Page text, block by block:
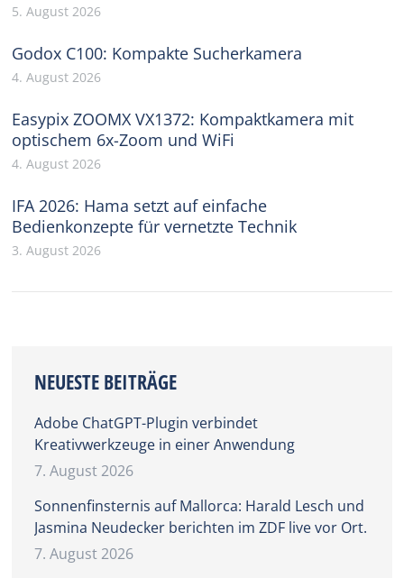
5. August 2026
Godox C100: Kompakte Sucherkamera
4. August 2026
Easypix ZOOMX VX1372: Kompaktkamera mit
optischem 6x-Zoom und WiFi
4. August 2026
IFA 2026: Hama setzt auf einfache
Bedienkonzepte für vernetzte Technik
3. August 2026
NEUESTE BEITRÄGE
Adobe ChatGPT-Plugin verbindet
Kreativwerkzeuge in einer Anwendung
7. August 2026
Sonnenfinsternis auf Mallorca: Harald Lesch und
Jasmina Neudecker berichten im ZDF live vor Ort.
7. August 2026